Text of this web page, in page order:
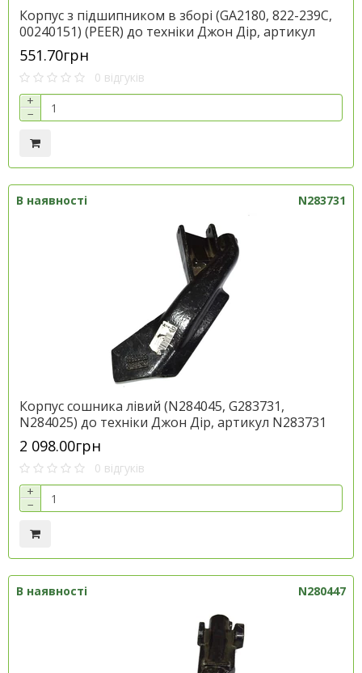
Корпус з підшипником в зборі (GA2180, 822-239C,
00240151) (PEER) до техніки Джон Дір, артикул
AA35646.P
551.70грн
0 відгуків
+
−
В наявності N283731
Корпус сошника лівий (N284045, G283731,
N284025) до техніки Джон Дір, артикул N283731
2 098.00грн
0 відгуків
+
−
В наявності N280447